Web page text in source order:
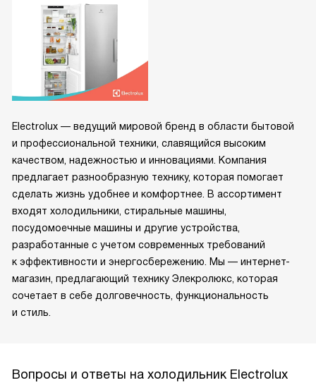
Electrolux — ведущий мировой бренд в области бытовой
и профессиональной техники, славящийся высоким
качеством, надежностью и инновациями. Компания
предлагает разнообразную технику, которая помогает
сделать жизнь удобнее и комфортнее. В ассортимент
входят холодильники, стиральные машины,
посудомоечные машины и другие устройства,
разработанные с учетом современных требований
к эффективности и энергосбережению. Мы — интернет-
магазин, предлагающий технику Элекролюкс, которая
сочетает в себе долговечность, функциональность
и стиль.
Вопросы и ответы на холодильник Electrolux